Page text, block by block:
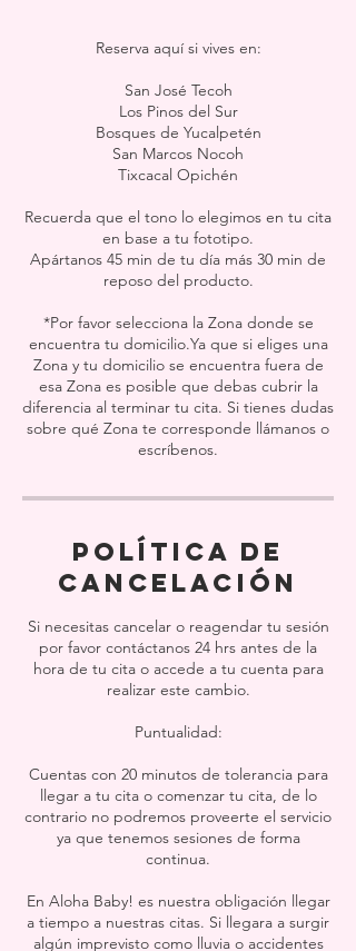
Reserva aquí si vives en:
San José Tecoh
Los Pinos del Sur
Bosques de Yucalpetén
San Marcos Nocoh
Tixcacal Opichén
Recuerda que el tono lo elegimos en tu cita
en base a tu fototipo.
Apártanos 45 min de tu día más 30 min de
reposo del producto.
*Por favor selecciona la Zona donde se
encuentra tu domicilio.Ya que si eliges una
Zona y tu domicilio se encuentra fuera de
esa Zona es posible que debas cubrir la
diferencia al terminar tu cita. Si tienes dudas
sobre qué Zona te corresponde llámanos o
escríbenos.
Política de
cancelación
Si necesitas cancelar o reagendar tu sesión
por favor contáctanos 24 hrs antes de la
hora de tu cita o accede a tu cuenta para
realizar este cambio.
Puntualidad:
Cuentas con 20 minutos de tolerancia para
llegar a tu cita o comenzar tu cita, de lo
contrario no podremos proveerte el servicio
ya que tenemos sesiones de forma
continua.
En Aloha Baby! es nuestra obligación llegar
a tiempo a nuestras citas. Si llegara a surgir
algún imprevisto como lluvia o accidentes